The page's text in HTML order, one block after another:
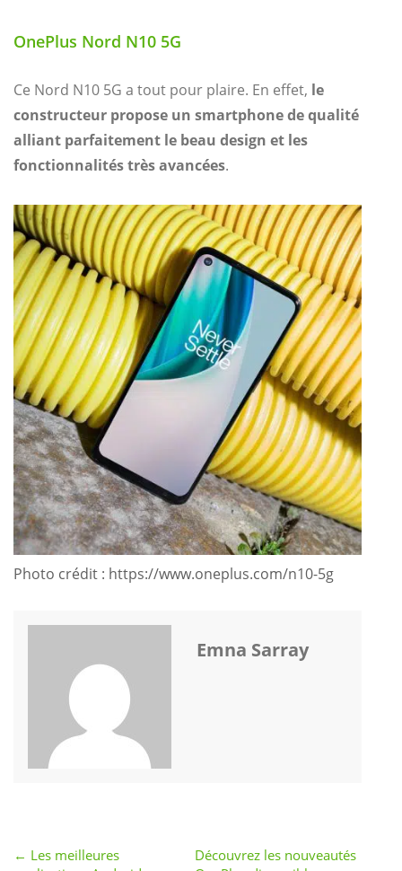
OnePlus Nord N10 5G
Ce Nord N10 5G a tout pour plaire. En effet, le
constructeur propose un smartphone de qualité
alliant parfaitement le beau design et les
fonctionnalités très avancées.
Photo crédit : https://www.oneplus.com/n10-5g
Emna Sarray
Post
← Les meilleures
Découvrez les nouveautés